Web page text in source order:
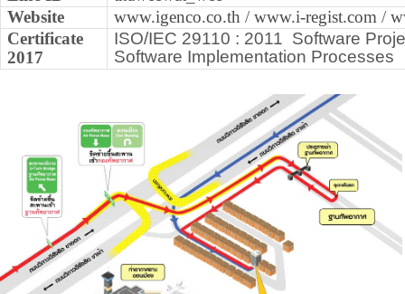
Website
www.igenco.co.th / www.i-regist.com /
Certificate
2017
ISO/IEC 29110 : 2011 Software
Software Implementation Processes